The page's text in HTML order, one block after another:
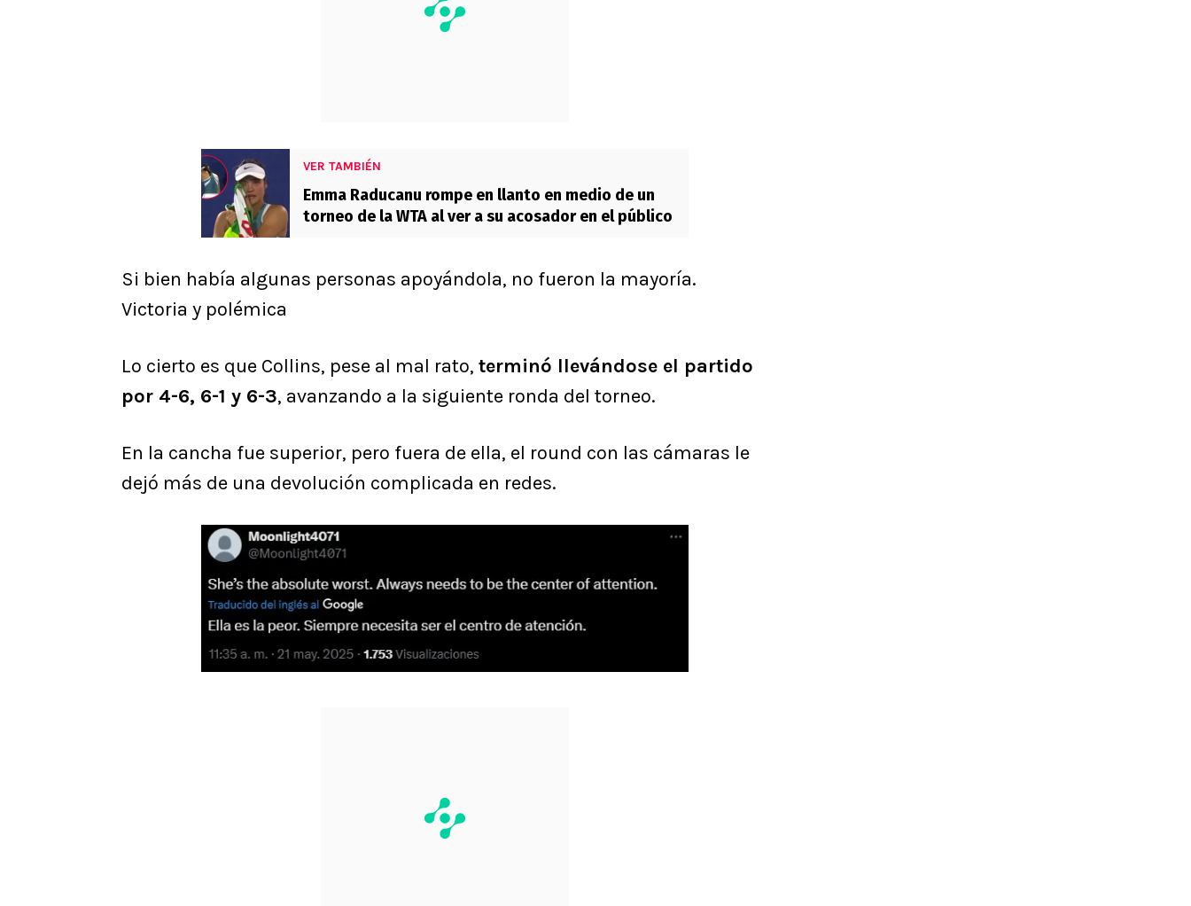
VER TAMBIÉN
Emma Raducanu rompe en llanto en medio de un
torneo de la WTA al ver a su acosador en el público
Si bien había algunas personas apoyándola, no fueron la mayoría.
Victoria y polémica
Lo cierto es que Collins, pese al mal rato, terminó llevándose el partido
por 4-6, 6-1 y 6-3, avanzando a la siguiente ronda del torneo.
En la cancha fue superior, pero fuera de ella, el round con las cámaras le
dejó más de una devolución complicada en redes.